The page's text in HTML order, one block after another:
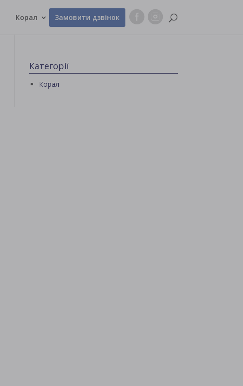
Корал Замовити дзвінок
Категорії
Корал